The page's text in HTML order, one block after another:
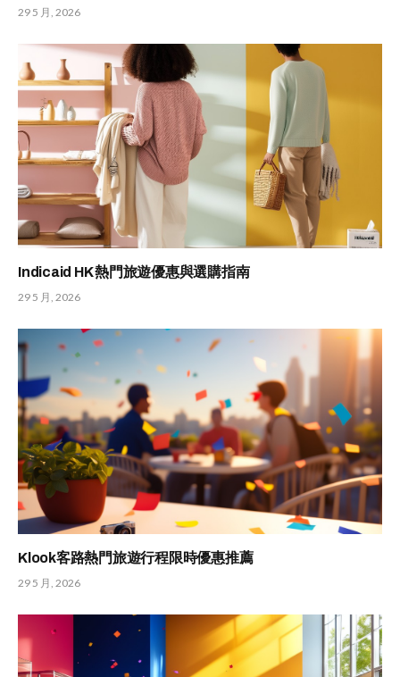
29 5 月, 2026
Indicaid HK 熱門旅遊優惠與選購指南
29 5 月, 2026
Klook客路熱門旅遊行程限時優惠推薦
29 5 月, 2026